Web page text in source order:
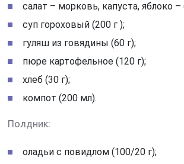
салат – морковь, капуста, яблоко –
суп гороховый (200 г );
гуляш из говядины (60 г);
пюре картофельное (120 г);
хлеб (30 г);
компот (200 мл).
Полдник:
оладьи с повидлом (100/20 г);